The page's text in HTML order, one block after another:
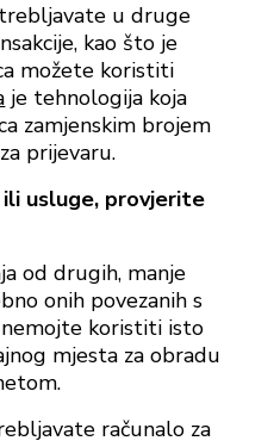
u druge
kao što je
možete koristiti
je tehnologija koja
zamjenskim brojem
prijevaru.
usluge, provjerite
od drugih, manje
onih povezanih s
koristiti isto
mjesta za obradu
računalo za